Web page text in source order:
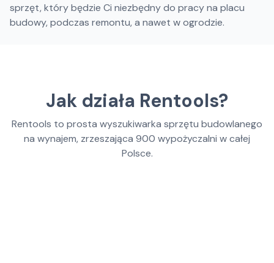
sprzęt, który będzie Ci niezbędny do pracy na placu
budowy, podczas remontu, a nawet w ogrodzie.
Jak działa Rentools?
Rentools to prosta wyszukiwarka sprzętu budowlanego
na wynajem, zrzeszająca 900 wypożyczalni w całej
Polsce.